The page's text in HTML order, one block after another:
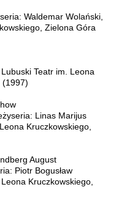
Waldemar Wolański,
Zielona Góra
Teatr im. Leona
(1997)
Linas Marijus
Kruczkowskiego,
August
Piotr Bogusław
Kruczkowskiego,